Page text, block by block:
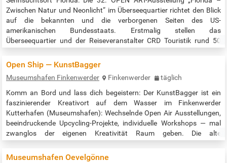
Zwischen Natur und Neonlicht“ im Überseequartier richtet den Blick
auf die bekannten und die verborgenen Seiten des US-
amerikanischen Bundesstaats. Erstmalig stellen das
Überseequartier und der Reiseveranstalter CRD Touristik rund 50
Hamburger Fotografen Jörg Modrow in den Sunshine State aus: Sie
zeigen Impressionen von Städten…
Open Ship — KunstBagger
Museumshafen Finkenwerder Finkenwerder
täglich
Komm an Bord und lass dich begeistern: Der KunstBagger ist ein
faszinierender Kreativort auf dem Wasser im Finkenwerder
Kutterhafen (Museumshafen): Wechselnde Open Air Ausstellungen,
beeindruckende Upcycling-Projekte, individuelle Workshops — mal
zwanglos der eigenen Kreativität Raum geben. Die alte
Waterkant chillen… all das ist hier möglich — bei freiem Eintritt! …
Museumshafen Oevelgönne